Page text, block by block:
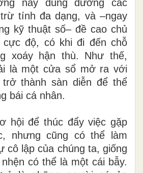
này dung dưỡng các
tính đa dạng, và –ngay
kỹ thuật số– đề cao chủ
cực độ, có khi đi đến chỗ
xoáy hận thù. Như thế,
là một cửa sổ mở ra với
thành sàn diễn để thể
bái cá nhân.
hội để thúc đẩy việc gặp
nhưng cũng có thể làm
cô lập của chúng ta, giống
có thể là một cái bẫy.